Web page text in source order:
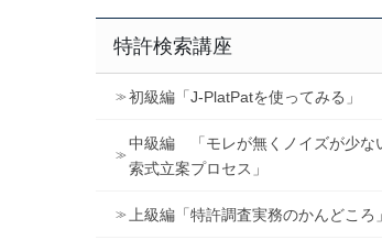
特許検索講座
初級編「J-PlatPatを使ってみる」
中級編 「モレが無くノイズが少な
索式立案プロセス」
上級編「特許調査実務のかんどころ」